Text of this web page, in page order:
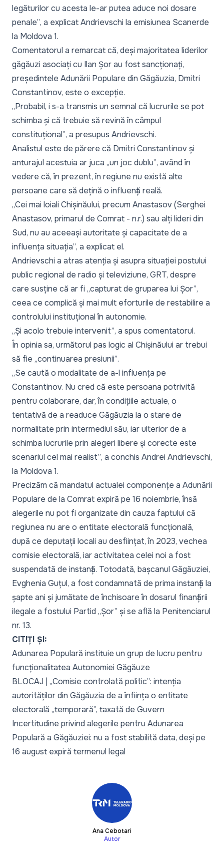
legăturilor cu acesta le-ar putea aduce noi dosare
penale”, a explicat Andrievschi la emisiunea Scanerde
la Moldova 1.
Comentatorul a remarcat că, deși majoritatea liderilor
găgăuzi asociați cu Ilan Șor au fost sancționați,
președintele Adunării Populare din Găgăuzia, Dmitri
Constantinov, este o excepție.
„Probabil, i s-a transmis un semnal că lucrurile se pot
schimba și că trebuie să revină în câmpul
constituțional”, a presupus Andrievschi.
Analistul este de părere că Dmitri Constantinov și
anturajul acestuia ar juca „un joc dublu”, având în
vedere că, în prezent, în regiune nu există alte
persoane care să dețină o influență reală.
„Cei mai loiali Chișinăului, precum Anastasov (Serghei
Anastasov, primarul de Comrat - n.r.) sau alți lideri din
Sud, nu au aceeași autoritate și capacitate de a
influența situația”, a explicat el.
Andrievschi a atras atenția și asupra situației postului
public regional de radio și televiziune, GRT, despre
care susține că ar fi „capturat de gruparea lui Șor”,
ceea ce complică și mai mult eforturile de restabilire a
controlului instituțional în autonomie.
„Și acolo trebuie intervenit”, a spus comentatorul.
În opinia sa, următorul pas logic al Chișinăului ar trebui
să fie „continuarea presiunii”.
„Se caută o modalitate de a-l influența pe
Constantinov. Nu cred că este persoana potrivită
pentru colaborare, dar, în condițiile actuale, o
tentativă de a readuce Găgăuzia la o stare de
normalitate prin intermediul său, iar ulterior de a
schimba lucrurile prin alegeri libere și corecte este
scenariul cel mai realist”, a conchis Andrei Andrievschi,
la Moldova 1.
Precizăm că mandatul actualei componențe a Adunării
Populare de la Comrat expiră pe 16 noiembrie, însă
alegerile nu pot fi organizate din cauza faptului că
regiunea nu are o entitate electorală funcțională,
după ce deputații locali au desființat, în 2023, vechea
comisie electorală, iar activitatea celei noi a fost
suspendată de instanță. Totodată, bașcanul Găgăuziei,
Evghenia Guțul, a fost condamnată de prima instanță la
șapte ani și jumătate de închisoare în dosarul finanțării
ilegale a fostului Partid „Șor” și se află la Penitenciarul
nr. 13.
CITIȚI ȘI:
Adunarea Populară instituie un grup de lucru pentru
funcționalitatea Autonomiei Găgăuze
BLOCAJ | „Comisie controlată politic”: intenția
autorităților din Găgăuzia de a înființa o entitate
electorală „temporară”, taxată de Guvern
Incertitudine privind alegerile pentru Adunarea
Populară a Găgăuziei: nu a fost stabilită data, deși pe
16 august expiră termenul legal
Ana Cebotari
Autor